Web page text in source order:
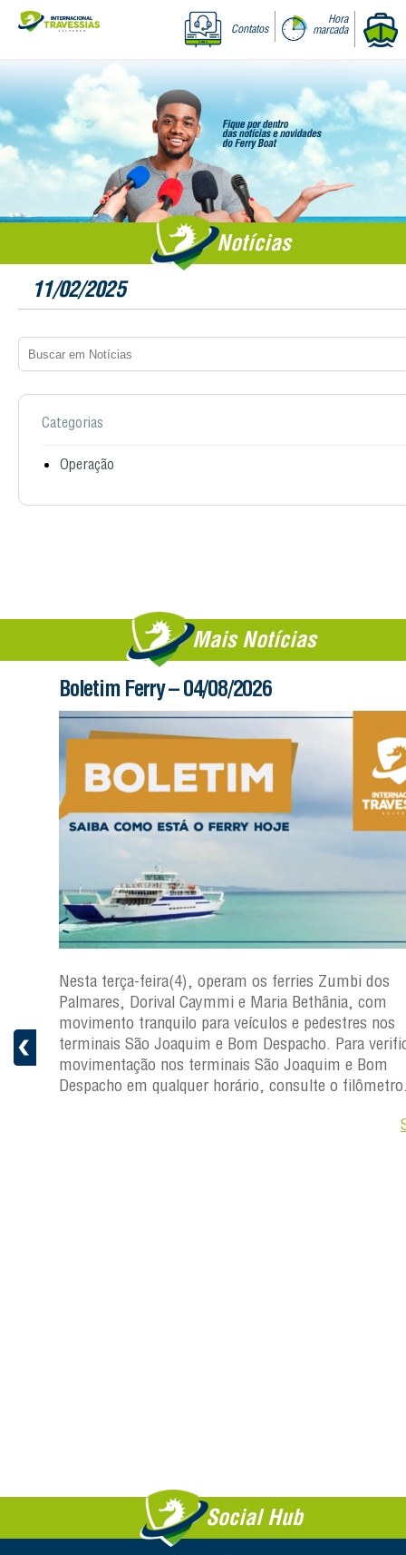
Contatos
Hora
marcada
Notícias
11/02/2025
Categorias
Operação
Mais Notícias
a
Boletim Ferry – 04/08/2026
Nesta terça-feira(4), operam os ferries Zumbi dos
Palmares, Dorival Caymmi e Maria Bethânia, com
movimento tranquilo para veículos e pedestres nos
terminais São Joaquim e Bom Despacho. Para
movimentação nos terminais São Joaquim e Bom
Despacho em qualquer horário, consulte o
Social Hub